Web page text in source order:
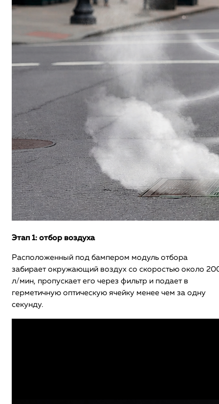
Этап 1: отбор воздуха
Расположенный под бампером модуль отбора
забирает окружающий воздух со скоростью около
л/мин, пропускает его через фильтр и подает в
герметичную оптическую ячейку менее чем за одну
секунду.